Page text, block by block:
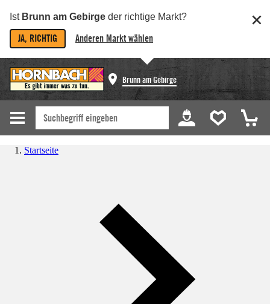
Ist Brunn am Gebirge der richtige Markt?
JA, RICHTIG Anderen Markt wählen
Brunn am Gebirge
Startseite